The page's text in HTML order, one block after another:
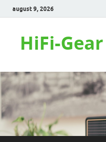
august 9, 2026
HiFi-Gear